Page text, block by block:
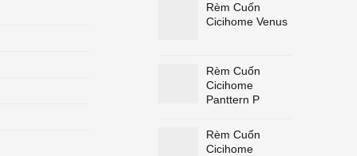
Rèm Cuốn
Cicihome Venus
Rèm Cuốn
Cicihome
Panttern P
Rèm Cuốn
Cicihome